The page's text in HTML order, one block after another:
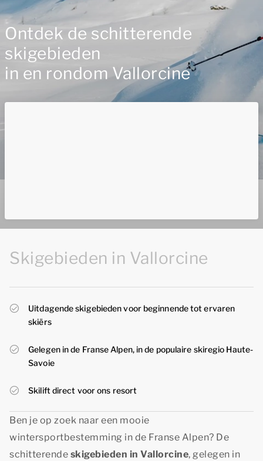
Ontdek de schitterende
skigebieden
in en rondom Vallorcine
Skigebieden in Vallorcine
Uitdagende skigebieden voor beginnende tot ervaren
skiërs
Gelegen in de Franse Alpen, in de populaire skiregio Haute-
Savoie
Skilift direct voor ons resort
Ben je op zoek naar een mooie
wintersportbestemming in de Franse Alpen? De
schitterende skigebieden in Vallorcine, gelegen in